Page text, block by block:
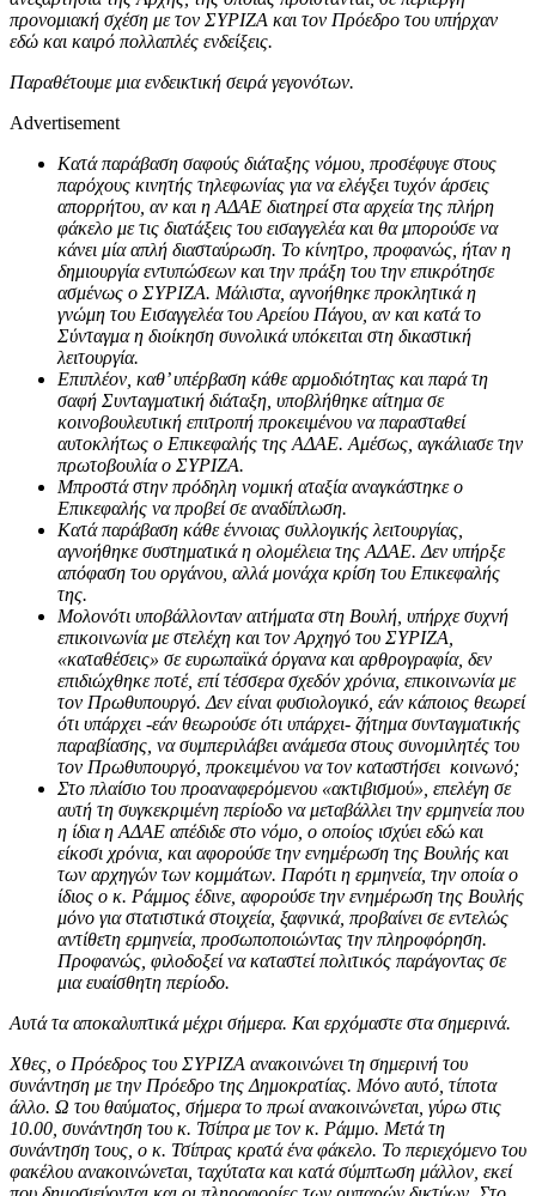
προνομιακή σχέση με τον ΣΥΡΙΖΑ και τον Πρόεδρο του υπήρχαν
εδώ και καιρό πολλαπλές ενδείξεις.
Παραθέτουμε μια ενδεικτική σειρά γεγονότων.
Advertisement
Κατά παράβαση σαφούς διάταξης νόμου, προσέφυγε στους
παρόχους κινητής τηλεφωνίας για να ελέγξει τυχόν άρσεις
απορρήτου, αν και η ΑΔΑΕ διατηρεί στα αρχεία της πλήρη
φάκελο με τις διατάξεις του εισαγγελέα και θα μπορούσε να
κάνει μία απλή διασταύρωση. Το κίνητρο, προφανώς, ήταν η
δημιουργία εντυπώσεων και την πράξη του την επικρότησε
ασμένως ο ΣΥΡΙΖΑ. Μάλιστα, αγνοήθηκε προκλητικά η
γνώμη του Εισαγγελέα του Αρείου Πάγου, αν και κατά το
Σύνταγμα η διοίκηση συνολικά υπόκειται στη δικαστική
λειτουργία.
Επιπλέον, καθ’ υπέρβαση κάθε αρμοδιότητας και παρά τη
σαφή Συνταγματική διάταξη, υποβλήθηκε αίτημα σε
κοινοβουλευτική επιτροπή προκειμένου να παρασταθεί
αυτοκλήτως ο Επικεφαλής της ΑΔΑΕ. Αμέσως, αγκάλιασε την
πρωτοβουλία ο ΣΥΡΙΖΑ.
Μπροστά στην πρόδηλη νομική αταξία αναγκάστηκε ο
Επικεφαλής να προβεί σε αναδίπλωση.
Κατά παράβαση κάθε έννοιας συλλογικής λειτουργίας,
αγνοήθηκε συστηματικά η ολομέλεια της ΑΔΑΕ. Δεν υπήρξε
απόφαση του οργάνου, αλλά μονάχα κρίση του Επικεφαλής
της.
Μολονότι υποβάλλονταν αιτήματα στη Βουλή, υπήρχε συχνή
επικοινωνία με στελέχη και τον Αρχηγό του ΣΥΡΙΖΑ,
«καταθέσεις» σε ευρωπαϊκά όργανα και αρθρογραφία, δεν
επιδιώχθηκε ποτέ, επί τέσσερα σχεδόν χρόνια, επικοινωνία με
τον Πρωθυπουργό. Δεν είναι φυσιολογικό, εάν κάποιος θεωρεί
ότι υπάρχει -εάν θεωρούσε ότι υπάρχει- ζήτημα συνταγματικής
παραβίασης, να συμπεριλάβει ανάμεσα στους συνομιλητές του
τον Πρωθυπουργό, προκειμένου να τον καταστήσει κοινωνό;
Στο πλαίσιο του προαναφερόμενου «ακτιβισμού», επελέγη σε
αυτή τη συγκεκριμένη περίοδο να μεταβάλλει την ερμηνεία που
η ίδια η ΑΔΑΕ απέδιδε στο νόμο, ο οποίος ισχύει εδώ και
είκοσι χρόνια, και αφορούσε την ενημέρωση της Βουλής και
των αρχηγών των κομμάτων. Παρότι η ερμηνεία, την οποία ο
ίδιος ο κ. Ράμμος έδινε, αφορούσε την ενημέρωση της Βουλής
μόνο για στατιστικά στοιχεία, ξαφνικά, προβαίνει σε εντελώς
αντίθετη ερμηνεία, προσωποποιώντας την πληροφόρηση.
Προφανώς, φιλοδοξεί να καταστεί πολιτικός παράγοντας σε
μια ευαίσθητη περίοδο.
Αυτά τα αποκαλυπτικά μέχρι σήμερα. Και ερχόμαστε στα σημερινά.
Χθες, ο Πρόεδρος του ΣΥΡΙΖΑ ανακοινώνει τη σημερινή του
συνάντηση με την Πρόεδρο της Δημοκρατίας. Μόνο αυτό, τίποτα
άλλο. Ω του θαύματος, σήμερα το πρωί ανακοινώνεται, γύρω στις
10.00, συνάντηση του κ. Τσίπρα με τον κ. Ράμμο. Μετά τη
συνάντηση τους, ο κ. Τσίπρας κρατά ένα φάκελο. Το περιεχόμενο του
φακέλου ανακοινώνεται, ταχύτατα και κατά σύμπτωση μάλλον, εκεί